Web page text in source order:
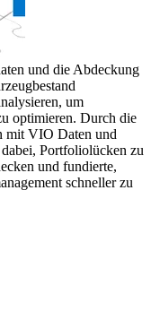
und die Abdeckung
um
optimieren. Durch die
mit VIO Daten und
Portfoliolücken zu
und fundierte,
schneller zu